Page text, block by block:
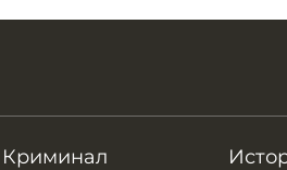
Криминал